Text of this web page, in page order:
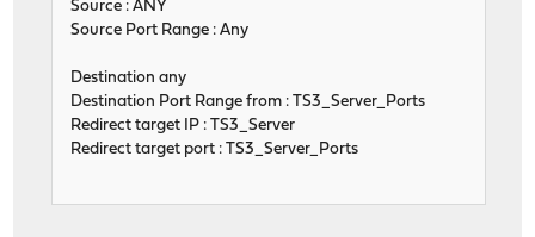
Source : ANY
Source Port Range : Any
Destination any
Destination Port Range from : TS3_Server_Ports
Redirect target IP : TS3_Server
Redirect target port : TS3_Server_Ports